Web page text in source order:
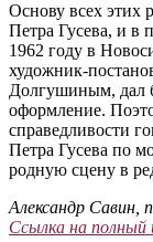
Основу всех этих
Петра Гусева, и в
1962 году в
художник-
Долгушиным, дал
оформление.
справедливости
Петра Гусева по
родную сцену в
Александр Савин,
Ссылка на полный